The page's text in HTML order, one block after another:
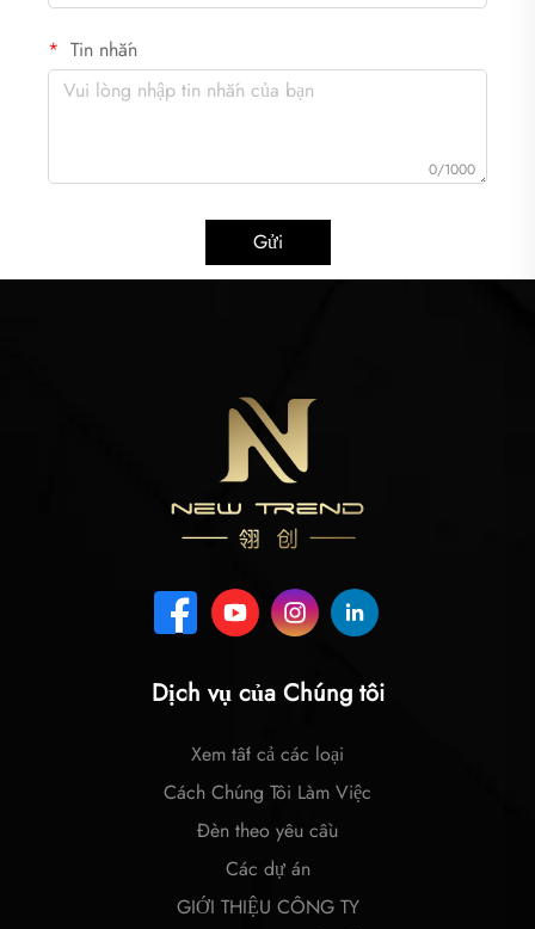
Tin nhắn
0/1000
Gửi
Dịch vụ của Chúng tôi
Xem tất cả các loại
Cách Chúng Tôi Làm Việc
Đèn theo yêu cầu
Các dự án
GIỚI THIỆU CÔNG TY